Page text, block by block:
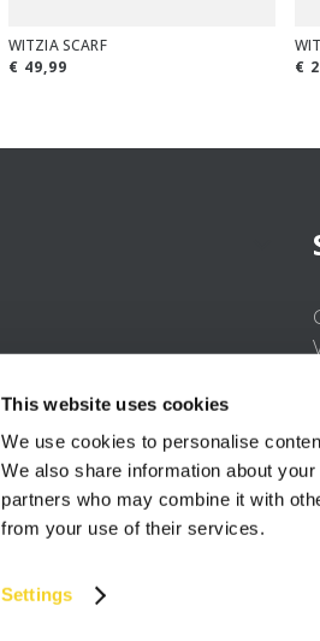
This website uses cookies
We use cookies to personalise
We also share information about
partners who may combine it with
from your use of their services.
Settings
WITZIA SCARF
€ 49,99
€